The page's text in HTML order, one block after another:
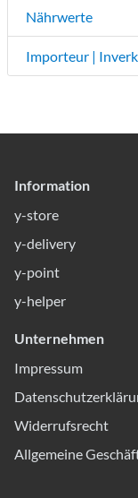
Nährwerte
Importeur |
Information
y-store
y-delivery
y-point
y-helper
Unternehmen
Impressum
Widerrufsrecht
Allgemeine